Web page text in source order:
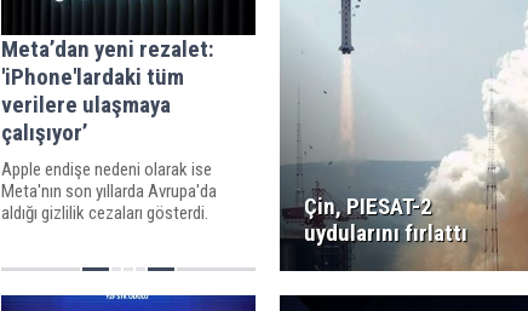
Meta’dan yeni rezalet:
'iPhone'lardaki tüm
verilere ulaşmaya
çalışıyor’
Apple endişe nedeni olarak ise
Meta'nın son yıllarda Avrupa'da
aldığı gizlilik cezaları gösterdi.
Çin, PIESAT-2
uydularını fırlattı